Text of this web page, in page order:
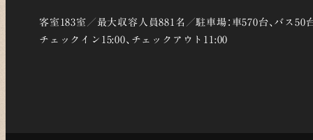
客室183室／最大収容人員881名／駐車場：車570台、バス50台
チェックイン15:00、チェックアウト11:00